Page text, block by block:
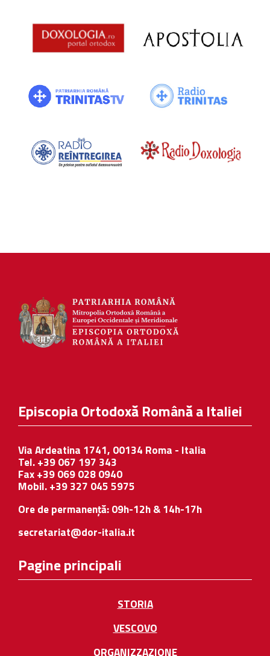
Episcopia Ortodoxă Română a Italiei
Via Ardeatina 1741, 00134 Roma - Italia
Tel. +39 067 197 343
Fax +39 069 028 0940
Mobil. +39 327 045 5975
Ore de permanență: 09h-12h & 14h-17h
secretariat@dor-italia.it
Pagine principali
STORIA
VESCOVO
ORGANIZZAZIONE